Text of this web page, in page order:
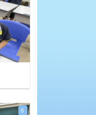
6